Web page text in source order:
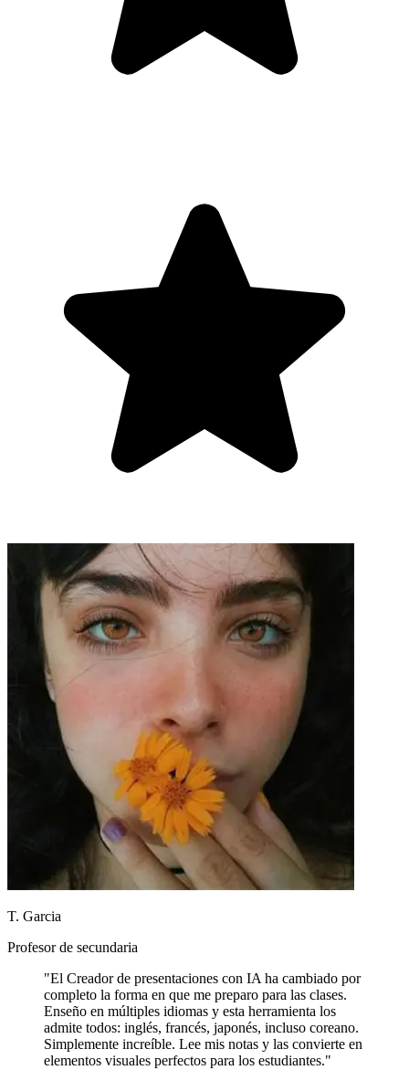
T. Garcia
Profesor de secundaria
"El Creador de presentaciones con IA ha cambiado por
completo la forma en que me preparo para las clases.
Enseño en múltiples idiomas y esta herramienta los
admite todos: inglés, francés, japonés, incluso coreano.
Simplemente increíble. Lee mis notas y las convierte en
elementos visuales perfectos para los estudiantes."